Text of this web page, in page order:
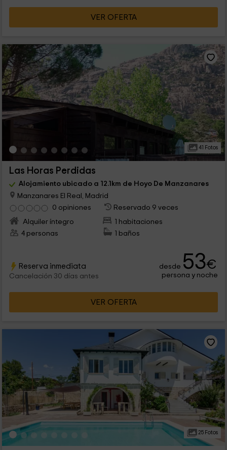
VER OFERTA
41 Fotos
Las Horas Perdidas
Alojamiento ubicado a 12.1km de Hoyo De Manzanares
Manzanares El Real, Madrid
0 opiniones
Reservado 9 veces
Alquiler íntegro
1 habitaciones
4 personas
1 baños
Reserva inmediata
Cancelación 30 días antes
desde 53€
persona y noche
VER OFERTA
25 Fotos